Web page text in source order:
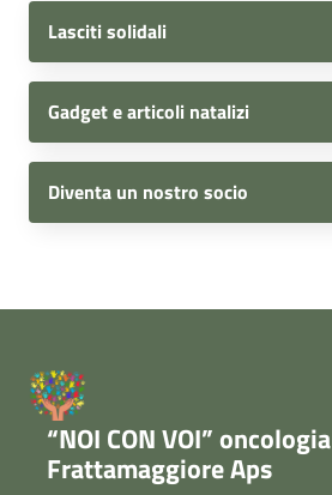
Lasciti solidali
Gadget e articoli natalizi
Diventa un nostro socio
“NOI CON VOI” oncologia
Frattamaggiore Aps